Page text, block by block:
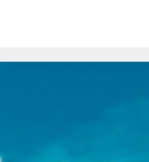
author/redaccion/